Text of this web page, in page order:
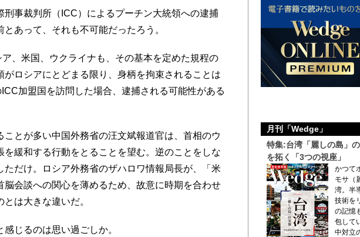
事裁判所（ICC）によるプーチン大統領への逮捕
あって、それも不可能だったろう。
、米国、ウクライナも、その基本を定めた規程の
ロシアにとどまる限り、身柄を拘束されることは
加盟国を訪問した場合、逮捕される可能性がある
とが多い中国外務省の汪文斌報道官は、首相のウ
緩和する行動をとることを望む。逆のことをしな
だけ。ロシア外務省のザハロワ情報局長が、「米
会談への関心を薄めるため、故意に時期を合わせ
は大きな違いだ。
じるのは思い過ごしか。
月刊「Wedge」
特集:台湾「麗しの島」
を拓く「3つの視座」
かつて
モサ（
湾。半
技術を
の記憶
包して
中対立